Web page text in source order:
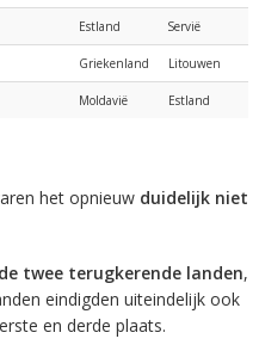
Estland Servië
Griekenland Litouwen
Moldavië Estland
het opnieuw duidelijk niet
twee terugkerende landen,
eindigden uiteindelijk ook
en derde plaats.